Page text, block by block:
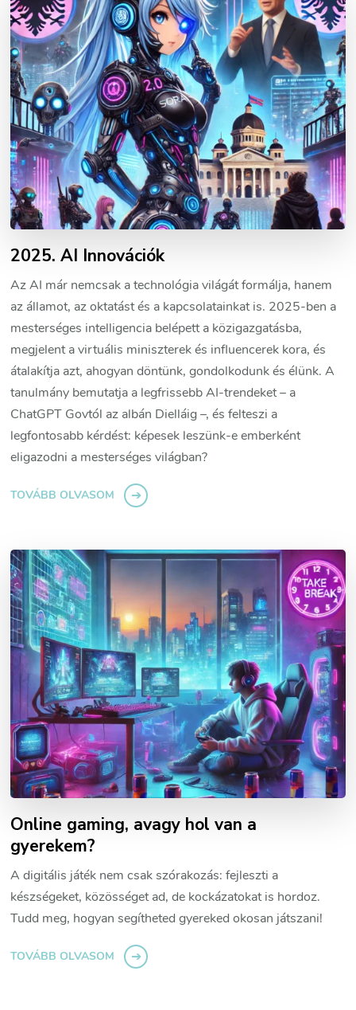
2025. AI Innovációk
Az AI már nemcsak a technológia világát formálja, hanem
az államot, az oktatást és a kapcsolatainkat is. 2025-ben a
mesterséges intelligencia belépett a közigazgatásba,
megjelent a virtuális miniszterek és influencerek kora, és
átalakítja azt, ahogyan döntünk, gondolkodunk és élünk. A
tanulmány bemutatja a legfrissebb AI-trendeket – a
ChatGPT Govtól az albán Dielláig –, és felteszi a
legfontosabb kérdést: képesek leszünk-e emberként
eligazodni a mesterséges világban?
TOVÁBB OLVASOM
Online gaming, avagy hol van a
gyerekem?
A digitális játék nem csak szórakozás: fejleszti a
készségeket, közösséget ad, de kockázatokat is hordoz.
Tudd meg, hogyan segítheted gyereked okosan játszani!
TOVÁBB OLVASOM